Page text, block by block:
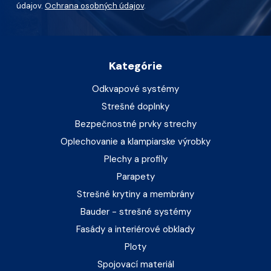
údajov. Ochrana osobných údajov.
Kategórie
Odkvapové systémy
Strešné doplnky
Bezpečnostné prvky strechy
Oplechovanie a klampiarske výrobky
Plechy a profily
Parapety
Strešné krytiny a membrány
Bauder - strešné systémy
Fasády a interiérové obklady
Ploty
Spojovací materiál